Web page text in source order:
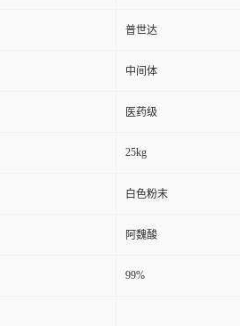
普世达
中间体
医药级
25kg
白色粉末
阿魏酸
99%